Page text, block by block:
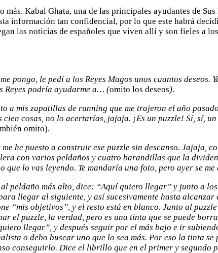
más. Kabal Ghata, una de las principales ayudantes de
información tan confidencial, por lo que este habrá
las noticias de españoles que viven allí y son fieles a
pongo, le pedí a los Reyes Magos unos cuantos deseos.
Reyes podría ayudarme a… (omito los deseos).
a mis zapatillas de running que me trajeron el año
cosas, no lo acertarías, jajaja. ¡Es un puzzle! Sí, sí,
omito).
he puesto a construir ese puzzle sin descanso. Jajaja,
con varios peldaños y cuatro barandillas que la
que lo vas leyendo. Te mandaría una foto, pero ayer se
peldaño más alto, dice: “Aquí quiero llegar” y junto a
llegar al siguiente, y así sucesivamente hasta
“mis objetivos”, y el resto está en blanco. Junto al
el puzzle, la verdad, pero es una tinta que se puede
llegar”, y después seguir por el más bajo e ir
o debo buscar uno que lo sea más. Por eso la tinta
conseguirlo. Dice el librillo que en el primer y segundo